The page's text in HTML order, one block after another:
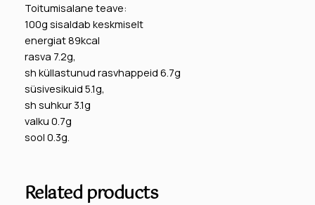
.
e
e
m
,
N
a
t
u
r
s
Toitumisalane teave:
100g sisaldab keskmiselt
energiat 89kcal
rasva 7.2g,
sh küllastunud rasvhappeid 6.7g
süsivesikuid 5.1g,
sh suhkur 3.1g
valku 0.7g
sool 0.3g.
Related products